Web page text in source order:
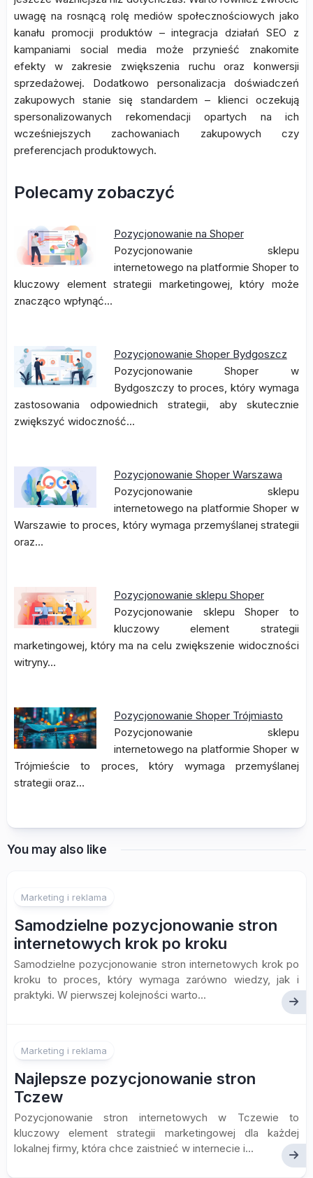
uwagę na rosnącą rolę mediów społecznościowych jako
kanału promocji produktów – integracja działań SEO z
kampaniami social media może przynieść znakomite
efekty w zakresie zwiększenia ruchu oraz konwersji
sprzedażowej. Dodatkowo personalizacja doświadczeń
zakupowych stanie się standardem – klienci oczekują
spersonalizowanych rekomendacji opartych na ich
wcześniejszych zachowaniach zakupowych czy
preferencjach produktowych.
Polecamy zobaczyć
Pozycjonowanie na Shoper
Pozycjonowanie sklepu
internetowego na platformie Shoper to
kluczowy element strategii marketingowej, który może
znacząco wpłynąć…
Pozycjonowanie Shoper Bydgoszcz
Pozycjonowanie Shoper w
Bydgoszczy to proces, który wymaga
zastosowania odpowiednich strategii, aby skutecznie
zwiększyć widoczność…
Pozycjonowanie Shoper Warszawa
Pozycjonowanie sklepu
internetowego na platformie Shoper w
Warszawie to proces, który wymaga przemyślanej strategii
oraz…
Pozycjonowanie sklepu Shoper
Pozycjonowanie sklepu Shoper to
kluczowy element strategii
marketingowej, który ma na celu zwiększenie widoczności
witryny…
Pozycjonowanie Shoper Trójmiasto
Pozycjonowanie sklepu
internetowego na platformie Shoper w
Trójmieście to proces, który wymaga przemyślanej
strategii oraz…
You may also like
Marketing i reklama
Samodzielne pozycjonowanie stron
internetowych krok po kroku
Samodzielne pozycjonowanie stron internetowych krok po
kroku to proces, który wymaga zarówno wiedzy, jak i
praktyki. W pierwszej kolejności warto...
Marketing i reklama
Najlepsze pozycjonowanie stron
Tczew
Pozycjonowanie stron internetowych w Tczewie to
kluczowy element strategii marketingowej dla każdej
lokalnej firmy, która chce zaistnieć w internecie i...